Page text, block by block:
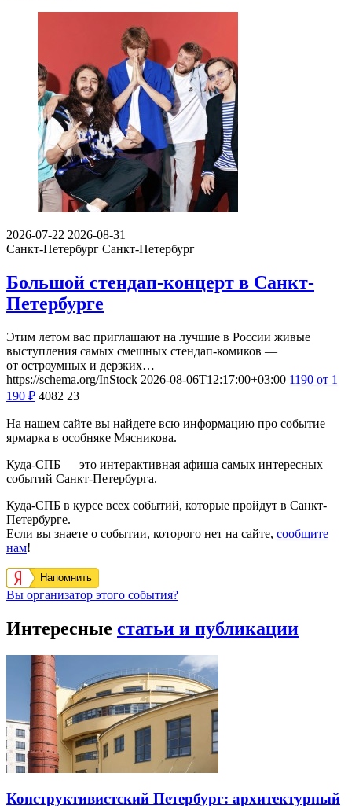
2026-07-22 2026-08-31
Санкт-Петербург Санкт-Петербург
Большой стендап-концерт в Санкт-
Петербурге
Этим летом вас приглашают на лучшие в России живые
выступления самых смешных стендап-комиков —
от остроумных и дерзких…
https://schema.org/InStock 2026-08-06T12:17:00+03:00 1190 от 1
190 ₽ 4082 23
На нашем сайте вы найдете всю информацию про событие
ярмарка в особняке Мясникова.
Куда-СПБ — это интерактивная афиша самых интересных
событий Санкт-Петербурга.
Куда-СПБ в курсе всех событий, которые пройдут в Санкт-
Петербурге.
Если вы знаете о событии, которого нет на сайте, сообщите
нам!
Напомнить
Вы организатор этого события?
Интересные статьи и публикации
Конструктивистский Петербург: архитектурный